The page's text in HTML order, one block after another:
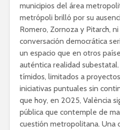
municipios del área
metrópoli brilló por su
Romero, Zornoza y Pitarch,
conversación democrática
un espacio que en otros
auténtica realidad
tímidos, limitados a
iniciativas puntuales sin
que hoy, en 2025, València
pública que contemple de
cuestión metropolitana. Una